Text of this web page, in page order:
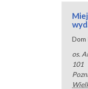
Dom
os.
101